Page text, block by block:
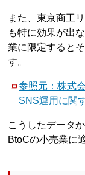
また、東京商工
も特に効果が出
業に限定すると
す。
参照元：株式
SNS運用に関
こうしたデータ
BtoCの小売業に